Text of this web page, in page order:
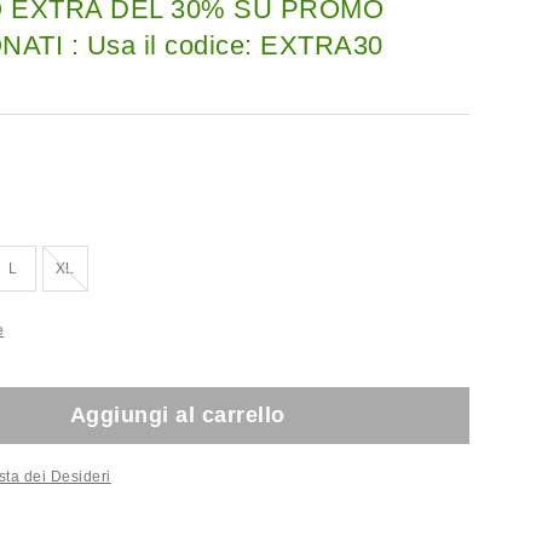
EXTRA DEL 30% SU PROMO
: Usa il codice: EXTRA30
L XLEsaurito!
Aggiungi al carrello
dei Desideri